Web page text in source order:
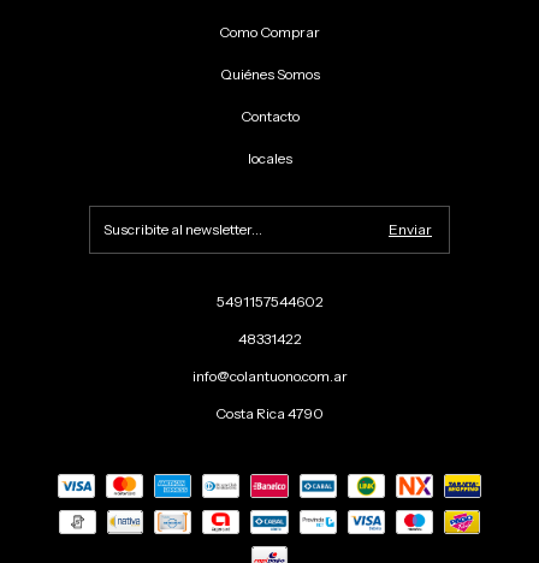
Como Comprar
Quiénes Somos
Contacto
locales
5491157544602
48331422
info@colantuono.com.ar
Costa Rica 4790